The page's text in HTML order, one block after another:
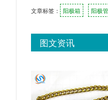
文章标签： 阳极箱 阳极管
图文资讯